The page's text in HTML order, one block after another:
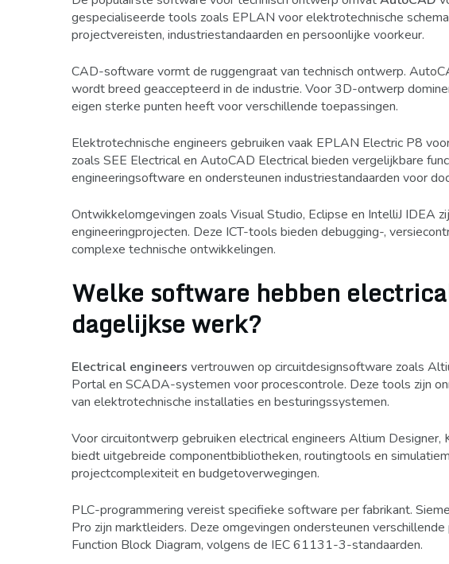
gespecialiseerde tools zoals EPLAN voor elektrotechnische
projectvereisten, industriestandaarden en persoonlijke voorkeur.
CAD-software vormt de ruggengraat van technisch ontwerp.
wordt breed geaccepteerd in de industrie. Voor 3D-ontwerp
eigen sterke punten heeft voor verschillende toepassingen.
Elektrotechnische engineers gebruiken vaak EPLAN Electric P8
zoals SEE Electrical en AutoCAD Electrical bieden vergelijkbare
engineeringsoftware en ondersteunen industriestandaarden voor
Ontwikkelomgevingen zoals Visual Studio, Eclipse en IntelliJ IDEA
engineeringprojecten. Deze ICT-tools bieden debugging-,
complexe technische ontwikkelingen.
Welke software hebben
dagelijkse werk?
Electrical engineers vertrouwen op circuitdesignsoftware zoals
Portal en SCADA-systemen voor procescontrole. Deze tools zijn
van elektrotechnische installaties en besturingssystemen.
Voor circuitontwerp gebruiken electrical engineers Altium
biedt uitgebreide componentbibliotheken, routingtools en
projectcomplexiteit en budgetoverwegingen.
PLC-programmering vereist specifieke software per fabrikant.
Pro zijn marktleiders. Deze omgevingen ondersteunen
Function Block Diagram, volgens de IEC 61131-3-standaarden.